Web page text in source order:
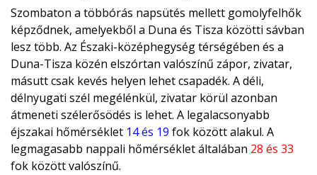
Szombaton a többórás napsütés mellett gomolyfelhők
képződnek, amelyekből a Duna és Tisza közötti sávban
lesz több. Az Északi-középhegység térségében és a
Duna-Tisza közén elszórtan valószínű zápor, zivatar,
másutt csak kevés helyen lehet csapadék. A déli,
délnyugati szél megélénkül, zivatar körül azonban
átmeneti szélerősödés is lehet. A legalacsonyabb
éjszakai hőmérséklet 14 és 19 fok között alakul. A
legmagasabb nappali hőmérséklet általában 28 és 33
fok között valószínű.